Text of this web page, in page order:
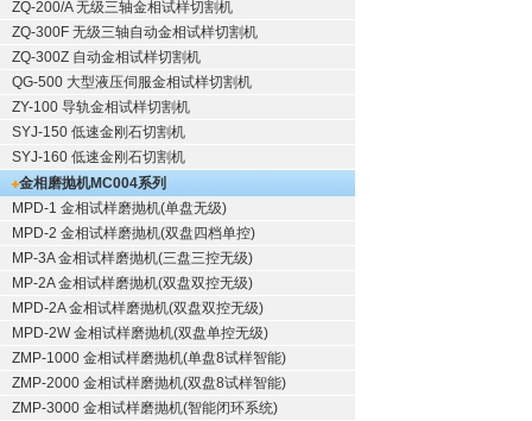
ZQ-200/A 无级三轴金相试样切割机
ZQ-300F 无级三轴自动金相试样切割机
ZQ-300Z 自动金相试样切割机
QG-500 大型液压伺服金相试样切割机
ZY-100 导轨金相试样切割机
SYJ-150 低速金刚石切割机
SYJ-160 低速金刚石切割机
金相磨抛机MC004系列
MPD-1 金相试样磨抛机(单盘无级)
MPD-2 金相试样磨抛机(双盘四档单控)
MP-3A 金相试样磨抛机(三盘三控无级)
MP-2A 金相试样磨抛机(双盘双控无级)
MPD-2A 金相试样磨抛机(双盘双控无级)
MPD-2W 金相试样磨抛机(双盘单控无级)
ZMP-1000 金相试样磨抛机(单盘8试样智能)
ZMP-2000 金相试样磨抛机(双盘8试样智能)
ZMP-3000 金相试样磨抛机(智能闭环系统)